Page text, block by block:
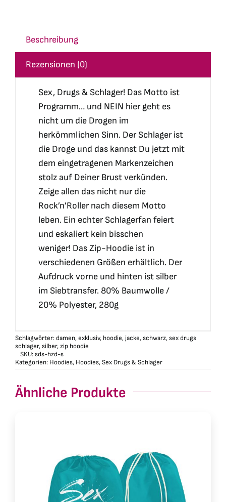
Beschreibung
Rezensionen (0)
Sex, Drugs & Schlager! Das Motto ist
Programm… und NEIN hier geht es
nicht um die Drogen im
herkömmlichen Sinn. Der Schlager ist
die Droge und das kannst Du jetzt mit
dem eingetragenen Markenzeichen
stolz auf Deiner Brust verkünden.
Zeige allen das nicht nur die
Rock’n’Roller nach diesem Motto
leben. Ein echter Schlagerfan feiert
und eskaliert kein bisschen
weniger! Das Zip-Hoodie ist in
verschiedenen Größen erhältlich. Der
Aufdruck vorne und hinten ist silber
im Siebtransfer. 80% Baumwolle /
20% Polyester, 280g
Schlagwörter:damen, exklusiv, hoodie, jacke, schwarz, sex drugs
schlager, silber, zip hoodie
SKU:sds-hzd-s
Kategorien: Hoodies, Hoodies, Sex Drugs & Schlager
Ähnliche Produkte